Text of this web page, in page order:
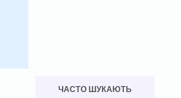
ЧАСТО ШУКАЮТЬ